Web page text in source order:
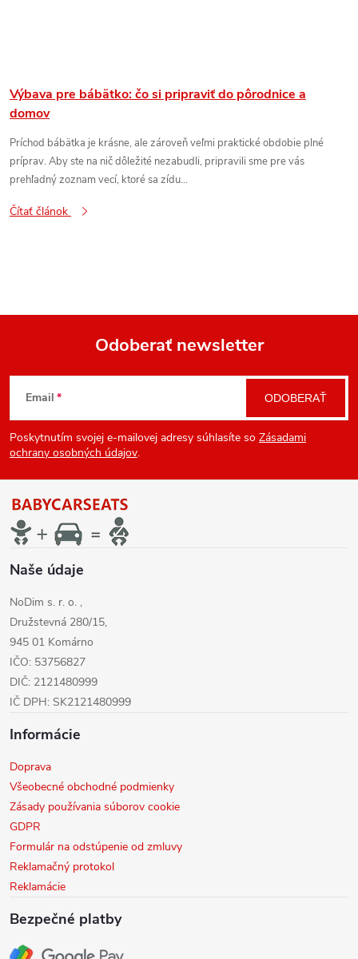
Výbava pre bábätko: čo si pripraviť do pôrodnice a
domov
Príchod bábätka je krásne, ale zároveň veľmi praktické obdobie plné
príprav. Aby ste na nič dôležité nezabudli, pripravili sme pre vás
prehľadný zoznam vecí, ktoré sa zídu...
Čítať článok
Z
á
p
ä
e
Odoberať newsletter
Email
Poskytnutím svojej e-mailovej adresy súhlasíte so Zásadami
ochrany osobných údajov.
ODOBERAŤ
Naše údaje
NoDim s. r. o. ,
Družstevná 280/15,
945 01 Komárno
IČO: 53756827
DIČ: 2121480999
IČ DPH: SK2121480999
Informácie
Doprava
Všeobecné obchodné podmienky
Zásady používania súborov cookie
GDPR
Formulár na odstúpenie od zmluvy
Reklamačný protokol
Reklamácie
Bezpečné platby